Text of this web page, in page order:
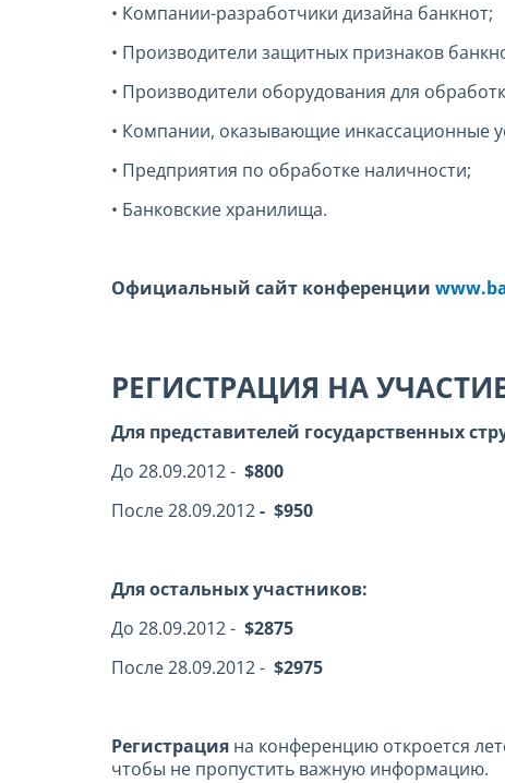
• Компании-разработчики дизайна банкнот;
• Производители защитных признаков
• Производители оборудования для
• Компании, оказывающие инкассационные
• Предприятия по обработке наличности;
• Банковские хранилища.
Официальный сайт конференции
РЕГИСТРАЦИЯ НА
Для представителей государственных
До 28.09.2012 - $800
После 28.09.2012- $950
Для остальных участников:
До 28.09.2012 - $2875
После 28.09.2012 - $2975
Регистрация на конференцию откроется
чтобы не пропустить важную информацию.